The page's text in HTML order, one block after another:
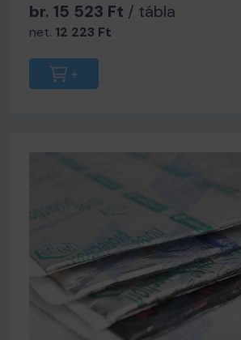
br. 15 523 Ft / tábla
net. 12 223 Ft